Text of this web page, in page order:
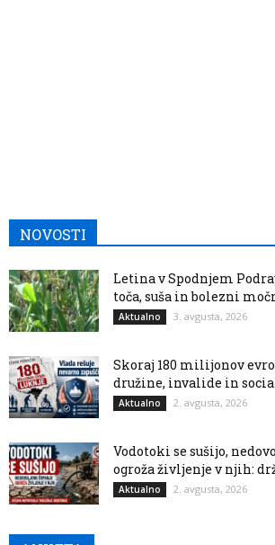
NOVOSTI
Letina v Spodnjem
toča, suša in bolezni
Aktualno 3. avgusta, 2026
Skoraj 180 milijonov
družine, invalide in
Aktualno 2. avgusta, 2026
Vodotoki se sušijo,
ogroža življenje v njih:
Aktualno 2. avgusta, 2026